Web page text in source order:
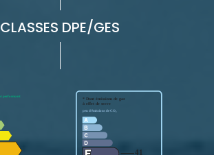
CLASSES DPE/GES